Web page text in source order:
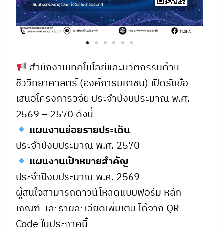
สำนักงานเทคโนโลยีและนวัตกรรมด้าน
ชีววิทยาศาสตร์ (องค์การมหาชน) เปิดรับข้อ
เสนอโครงการวิจัย ประจำปีงบประมาณ พ.ศ.
2569 – 2570 ดังนี้
แผนงานย่อยรายประเด็น
ประจำปีงบประมาณ พ.ศ. 2570
แผนงานเป้าหมายสำคัญ
ประจำปีงบประมาณ พ.ศ. 2569
ผู้สนใจสามารถดาวน์โหลดแบบฟอร์ม หลัก
เกณฑ์ และรายละเอียดเพิ่มเติม ได้จาก QR
Code ในประกาศนี้